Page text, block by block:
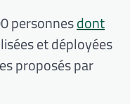
personnesdont
et déployées
proposés par